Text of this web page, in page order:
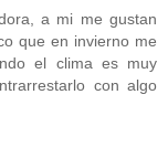
a mi me gustan
que en invierno me
el clima es muy
con algo